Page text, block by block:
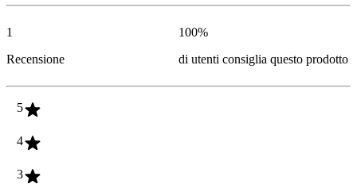
1
Recensione
100%
di utenti consiglia questo prodotto
5
4
3